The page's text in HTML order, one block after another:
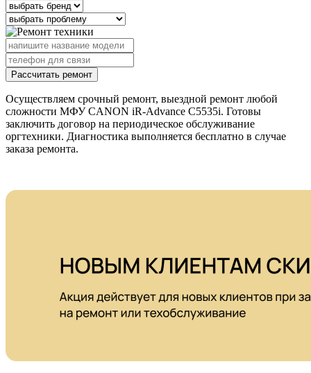
Рассчитать ремонт
Осуществляем срочный ремонт, выездной ремонт любой
сложности МФУ CANON iR-Advance C5535i. Готовы
заключить договор на периодическое обслуживание
оргтехники. Диагностика выполняется бесплатно в случае
заказа ремонта.